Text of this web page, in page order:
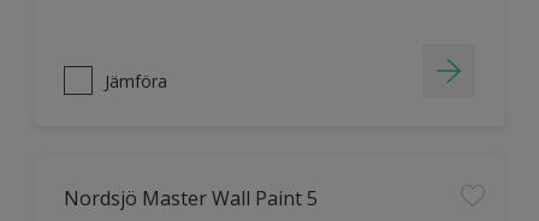
Jämföra
Nordsjö Master Wall Paint 5